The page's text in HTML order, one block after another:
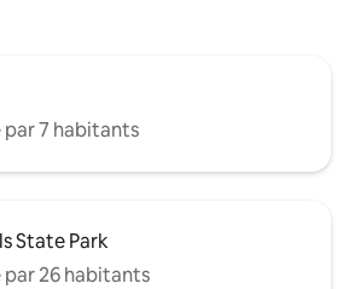
par 7 habitants
State Park
par 26 habitants